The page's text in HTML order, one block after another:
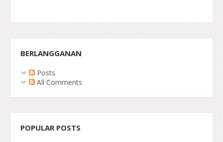
BERLANGGANAN
Posts
All Comments
POPULAR POSTS